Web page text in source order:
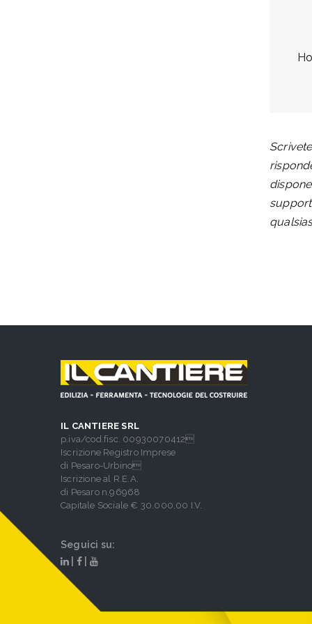
IL CANTIERE SRL
p.iva/cod.fisc. 00930070412
Iscrizione Registro Imprese
di Pesaro-Urbino
Iscrizione al R.E.A.
di Pesaro n.96968
Capitale Sociale € 30.000,00 I.V.
Seguici su: